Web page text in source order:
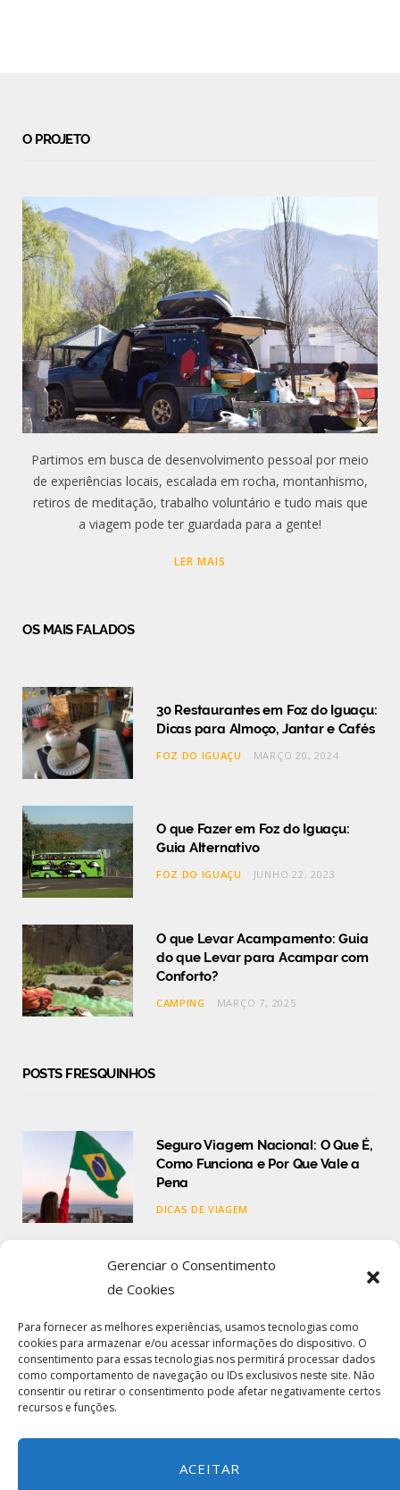
Gerenciar o Consentimento
de Cookies
Para fornecer as melhores experiências, usamos tecnologias como
cookies para armazenar e/ou acessar informações do dispositivo. O
consentimento para essas tecnologias nos permitirá processar dados
como comportamento de navegação ou IDs exclusivos neste site. Não
consentir ou retirar o consentimento pode afetar negativamente certos
recursos e funções.
ACEITAR
O PROJETO
Partimos em busca de desenvolvimento pessoal por meio
de experiências locais, escalada em rocha, montanhismo,
retiros de meditação, trabalho voluntário e tudo mais que
a viagem pode ter guardada para a gente!
LER MAIS
OS MAIS FALADOS
30 Restaurantes em Foz do Iguaçu:
Dicas para Almoço, Jantar e Cafés
FOZ DO IGUAÇU MARÇO 20, 2024
O que Fazer em Foz do Iguaçu:
Guia Alternativo
FOZ DO IGUAÇU JUNHO 22, 2023
O que Levar Acampamento: Guia
do que Levar para Acampar com
Conforto?
CAMPING MARÇO 7, 2025
POSTS FRESQUINHOS
Seguro Viagem Nacional: O Que É,
Como Funciona e Por Que Vale a
Pena
DICAS DE VIAGEM
Seguro Viagem Internacional: O
Que É, Como Funciona e Como
DICAS DE VIAGEM
Comparar Seguro Viagem: Guia
Completo para Escolher o Melhor